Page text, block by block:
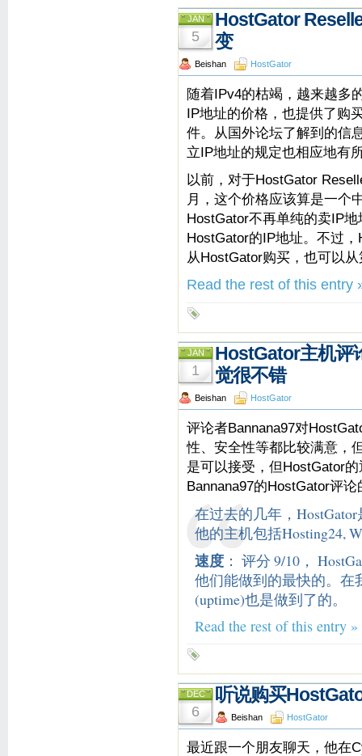
JAN
5
HostGator
变
Beishan HostGator
随着IPv4的枯竭，越来越多
IP地址的价格，也提供了购
件。从国外论坛了解到的信
立IP地址的规定也相应地有
以前，对于HostGator
月，这个价格应该算是一个
HostGator不再单纯的卖IP
HostGator的IP地址。不过
从HostGator购买，也可以
Read the rest of this entry
JAN
1
HostGator主机评
觉很不错
Beishan HostGator
评论者Bannana97对
性、安全性等都比较满意，
是可以接受，但HostGator
Bannana97的HostGator评
在过去的几年，
他的主机包括Hosting24,
速度 ： 评分 9/10，
他们能做到的最快的。在
(uptime)也是做到了的。
Read the rest of this entry »
DEC
6
听说购买
Beishan HostGator
最近跟一个朋友聊天，他在